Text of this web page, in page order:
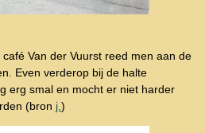
Van der Vuurst reed men aan de
Even verderop bij de halte
erg smal en mocht er niet harder
(bron j. )